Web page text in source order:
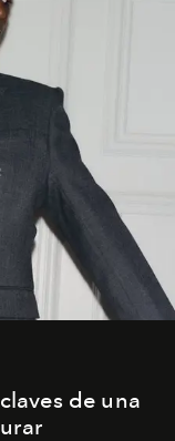
de una